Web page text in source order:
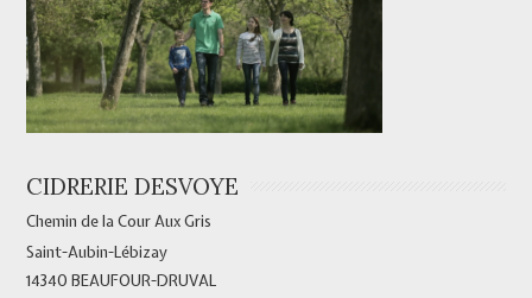
CIDRERIE DESVOYE
Chemin de la Cour Aux Gris
Saint-Aubin-Lébizay
14340 BEAUFOUR-DRUVAL